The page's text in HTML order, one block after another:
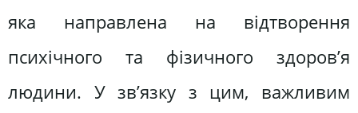
яка направлена на відтворення
психічного та фізичного здоров’я
людини. У зв’язку з цим, важливим